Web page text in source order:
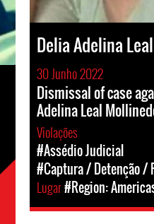
Delia Adelina
30 Junho 2022
Dismissal of case
Adelina Leal
Violações
#Assédio Judicial
#Captura / Detenção /
Lugar#Region: